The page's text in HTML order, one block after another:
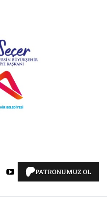
PATRONUMUZ OL